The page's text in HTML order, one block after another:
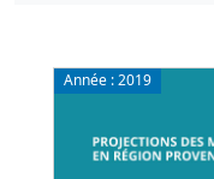
Année :2019